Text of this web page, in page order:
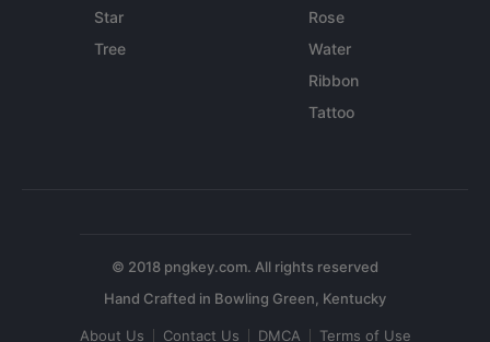
Star
Tree
Rose
Water
Ribbon
Tattoo
© 2018 pngkey.com. All rights reserved
About Us Contact Us DMCA Terms of Use